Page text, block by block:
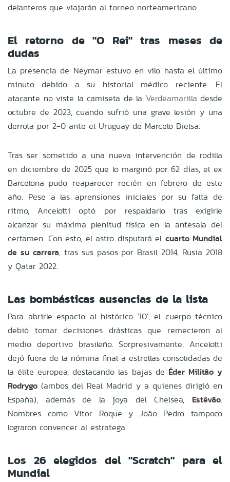
delanteros que viajarán al torneo norteamericano.
El retorno de "O Rei" tras meses de
dudas
La presencia de Neymar estuvo en vilo hasta el último
minuto debido a su historial médico reciente. El
atacante no viste la camiseta de la Verdeamarilla desde
octubre de 2023, cuando sufrió una grave lesión y una
derrota por 2-0 ante el Uruguay de Marcelo Bielsa.
Tras ser sometido a una nueva intervención de rodilla
en diciembre de 2025 que lo marginó por 62 días, el ex
Barcelona pudo reaparecer recién en febrero de este
año. Pese a las aprensiones iniciales por su falta de
ritmo, Ancelotti optó por respaldarlo tras exigirle
alcanzar su máxima plenitud física en la antesala del
certamen. Con esto, el astro disputará el cuarto Mundial
de su carrera, tras sus pasos por Brasil 2014, Rusia 2018
y Qatar 2022.
Las bombásticas ausencias de la lista
Para abrirle espacio al histórico '10', el cuerpo técnico
debió tomar decisiones drásticas que remecieron al
medio deportivo brasileño. Sorpresivamente, Ancelotti
dejó fuera de la nómina final a estrellas consolidadas de
la élite europea, destacando las bajas de Éder Militão y
Rodrygo (ambos del Real Madrid y a quienes dirigió en
España), además de la joya del Chelsea, Estêvão.
Nombres como Vitor Roque y João Pedro tampoco
lograron convencer al estratega.
Los 26 elegidos del "Scratch" para el
Mundial